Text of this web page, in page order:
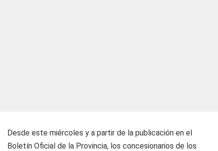
Desde este miércoles y a partir de la publicación en el
Boletín Oficial de la Provincia, los concesionarios de los